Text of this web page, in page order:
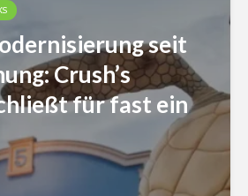
seit
Crush’s
für fast ein